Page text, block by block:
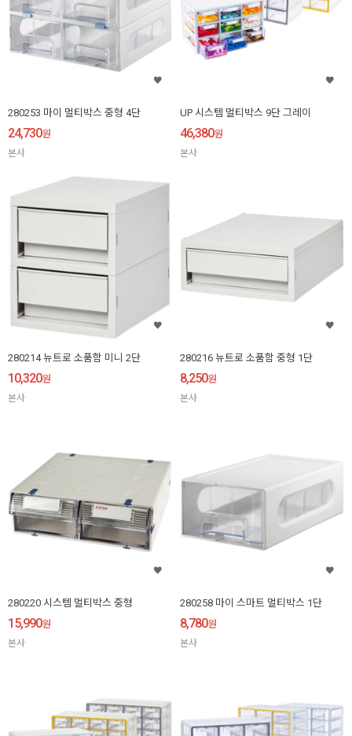
280253 마이 멀티박스 중형 4단
24,730원
본사
UP 시스템 멀티박스 9단 그레이
46,380원
본사
280214 뉴트로 소품함 미니 2단
10,320원
본사
280216 뉴트로 소품함 중형 1단
8,250원
본사
280220 시스템 멀티박스 중형
15,990원
본사
280258 마이 스마트 멀티박스 1단
8,780원
본사